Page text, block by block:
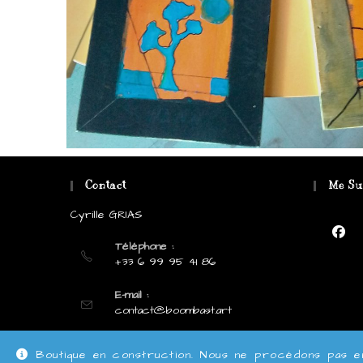
Boutique en construction. Nous ne procédons pas
Contact
Cyrille GRIAS
Téléphone :
+33 6 99 95 41 86
E-mail :
contact@boombast.art
Me